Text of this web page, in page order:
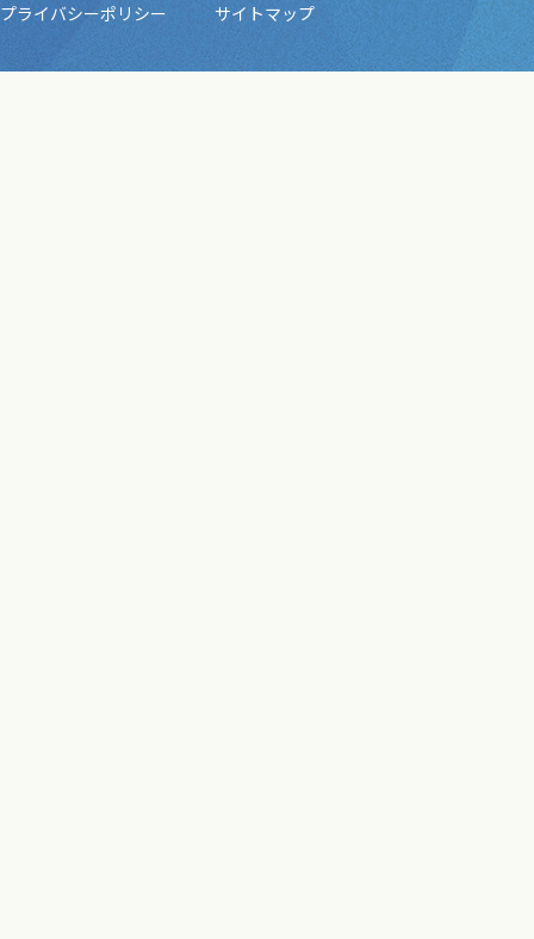
プライバシーポリシー サイトマップ